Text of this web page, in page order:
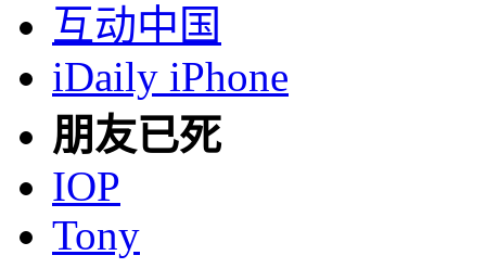
互动中国
iDaily iPhone
朋友已死
IOP
Tony